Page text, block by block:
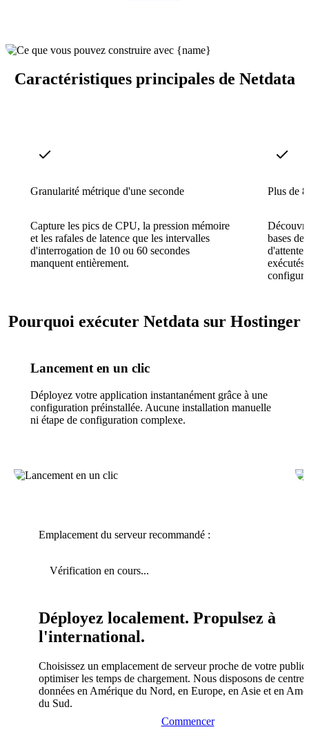
Caractéristiques principales de Netdata
Granularité métrique d'une seconde
Capture les pics de CPU, la pression mémoire
et les rafales de latence que les intervalles
d'interrogation de 10 ou 60 secondes
manquent entièrement.
Plus de
bases de
d'attente
Pourquoi exécuter Netdata sur Hostinger
Lancement en un clic
Déployez votre application instantanément grâce à une
configuration préinstallée. Aucune installation manuelle
ni étape de configuration complexe.
Emplacement du serveur recommandé :
Vérification en cours...
Déployez localement. Propulsez à
l'international.
Choisissez un emplacement de serveur proche de votre
optimiser les temps de chargement. Nous disposons de
données en Amérique du Nord, en Europe, en Asie et en
du Sud.
Commencer